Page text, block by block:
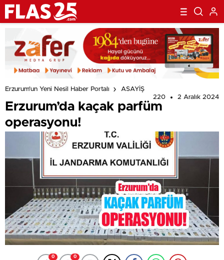
Erzurum'un Yeni Nesil Haber Portalı
ASAYİŞ
220
2 Aralık 2024
Erzurum’da kaçak parfüm
operasyonu!
0 0